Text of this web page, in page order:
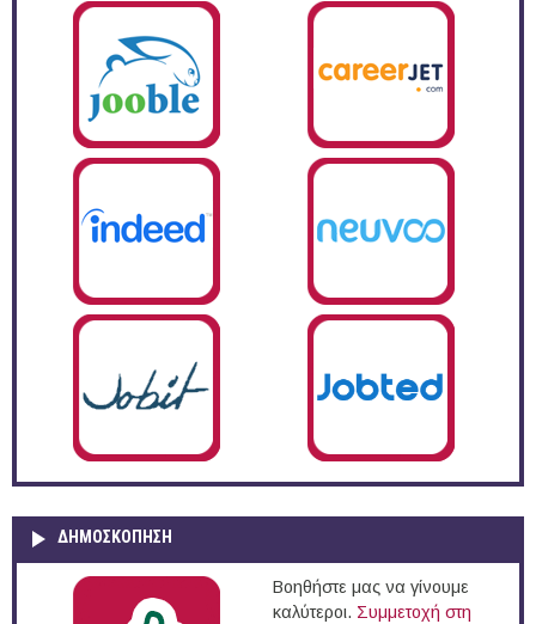
ΔΗΜΟΣΚΌΠΗΣΗ
Βοηθήστε μας να γίνουμε
καλύτεροι. Συμμετοχή στη